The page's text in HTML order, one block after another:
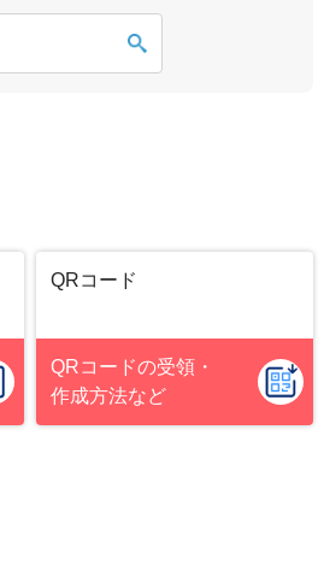
QRコード
QRコードの受領・
作成方法など